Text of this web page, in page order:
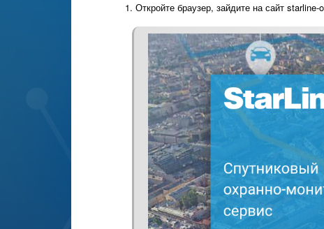
1. Откройте браузер, зайдите на сайт